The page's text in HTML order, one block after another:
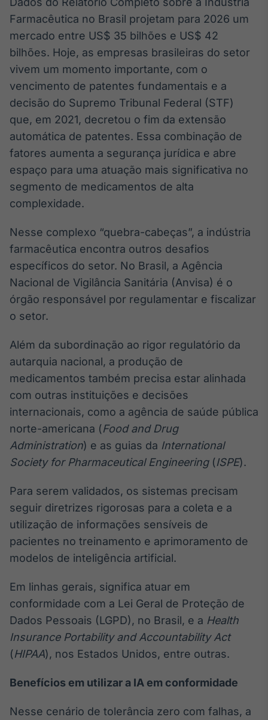
Tokenização
de ativos
Crédito
Em breve
Farmacêutica no Brasil projetam para 2026 um
mercado entre US$ 35 bilhões e US$ 42
bilhões. Hoje, as empresas brasileiras do setor
vivem um momento importante, com o
vencimento de patentes fundamentais e a
decisão do Supremo Tribunal Federal (STF)
que, em 2021, decretou o fim da extensão
automática de patentes. Essa combinação de
fatores aumenta a segurança jurídica e abre
espaço para uma atuação mais significativa no
segmento de medicamentos de alta
complexidade.
Nesse complexo “quebra-cabeças”, a indústria
farmacêutica encontra outros desafios
específicos do setor. No Brasil, a Agência
Nacional de Vigilância Sanitária (Anvisa) é o
órgão responsável por regulamentar e fiscalizar
o setor.
Além da subordinação ao rigor regulatório da
autarquia nacional, a produção de
medicamentos também precisa estar alinhada
com outras instituições e decisões
internacionais, como a agência de saúde pública
norte-americana (Food and Drug
Administration) e as guias da International
Society for Pharmaceutical Engineering(ISPE).
Para serem validados, os sistemas precisam
seguir diretrizes rigorosas para a coleta e a
utilização de informações sensíveis de
pacientes no treinamento e aprimoramento de
modelos de inteligência artificial.
Em linhas gerais, significa atuar em
conformidade com a Lei Geral de Proteção de
Dados Pessoais (LGPD), no Brasil, e a Health
Insurance Portability and Accountability Act
(HIPAA), nos Estados Unidos, entre outras.
Benefícios em utilizar a IA em conformidade
Nesse cenário de tolerância zero com falhas, a